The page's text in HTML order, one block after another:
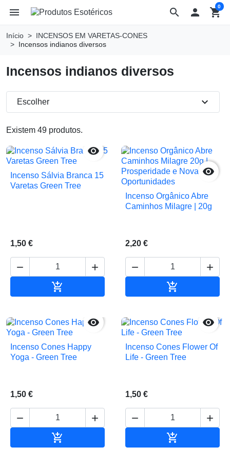
search
menu  shopping_cart
0
Início
INCENSOS EM VARETAS-CONES
Incensos indianos diversos
Incensos indianos diversos
Existem 49 produtos.
Escolher expand_more

Incenso Sálvia Branca 15
Varetas Green Tree
1,50 €
 


Incenso Orgânico Abre
Caminhos Milagre | 20g
2,20 €
 


Incenso Cones Happy
Yoga - Green Tree
1,50 €
 


Incenso Cones Flower Of
Life - Green Tree
1,50 €
 
